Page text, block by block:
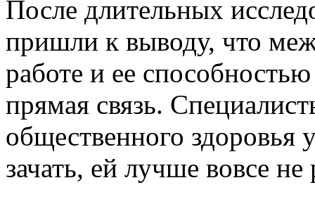
После длительных
пришли к выводу, что
работе и ее
прямая связь.
общественного здоровья
зачать, ей лучше вовсе не